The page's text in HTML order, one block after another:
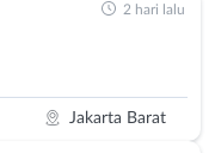
Jakarta Barat
2 hari lalu